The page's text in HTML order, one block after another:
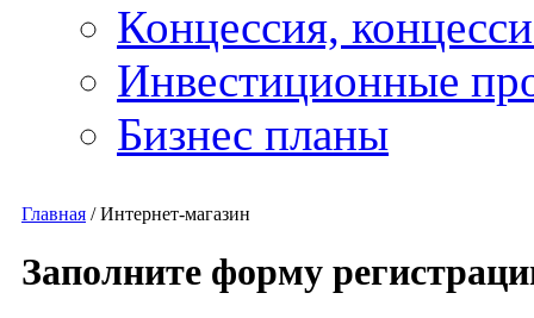
Концессия,
Инвестиционные
Бизнес планы
Главная /Интернет-магазин
Заполните форму